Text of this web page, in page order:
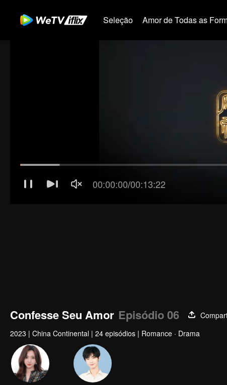
Seleção Amor de Todas as
Confesse Seu Amor Episódio 06
2023 | China Continental | 24 episódios | Romance · Drama